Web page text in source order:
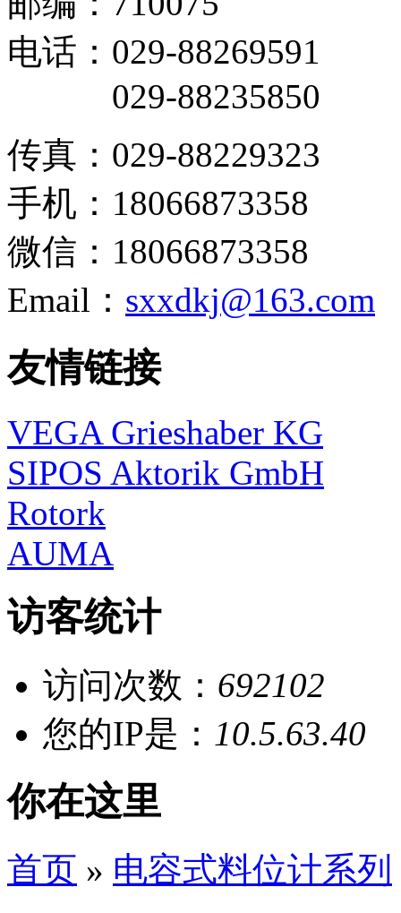
电话：029-88269591
029-88235850
传真：029-88229323
手机：18066873358
微信：18066873358
Email： sxxdkj@163.com
友情链接
VEGA Grieshaber KG
SIPOS Aktorik GmbH
Rotork
AUMA
访客统计
访问次数： 692102
您的IP是： 10.5.63.40
你在这里
首页 » 电容式料位计系列